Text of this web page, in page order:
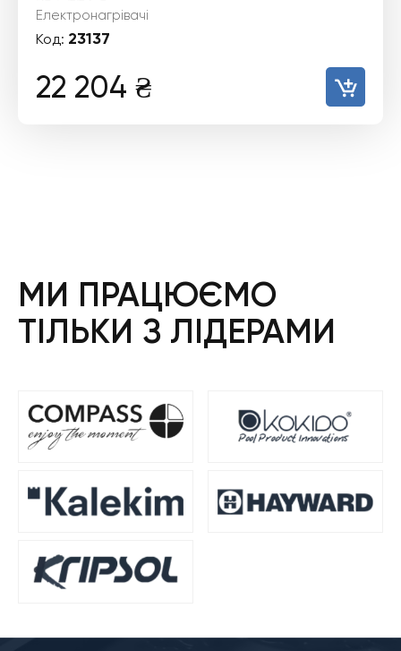
Електронагрівачі
Код: 23137
22 204 ₴
МИ ПРАЦЮЄМО
ТІЛЬКИ З ЛІДЕРАМИ